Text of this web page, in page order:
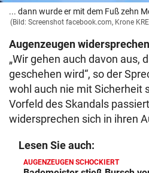
... dann wurde er mit dem Fuß zehn
(Bild: Screenshot facebook.com, Krone
Augenzeugen
„Wir gehen auch davon aus,
geschehen wird“, so der
wohl auch nie mit Sicherheit
Vorfeld des Skandals
widersprechen sich in ihren
Lesen Sie auch:
AUGENZEUGEN SCHOCKIERT